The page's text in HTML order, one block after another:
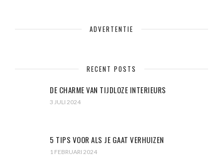
ADVERTENTIE
RECENT POSTS
DE CHARME VAN TIJDLOZE INTERIEURS
3 JULI 2024
5 TIPS VOOR ALS JE GAAT VERHUIZEN
1 FEBRUARI 2024